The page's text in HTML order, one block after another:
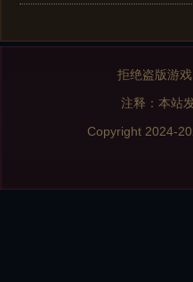
拒绝盗版游
注释：本站
Copyright 2024-